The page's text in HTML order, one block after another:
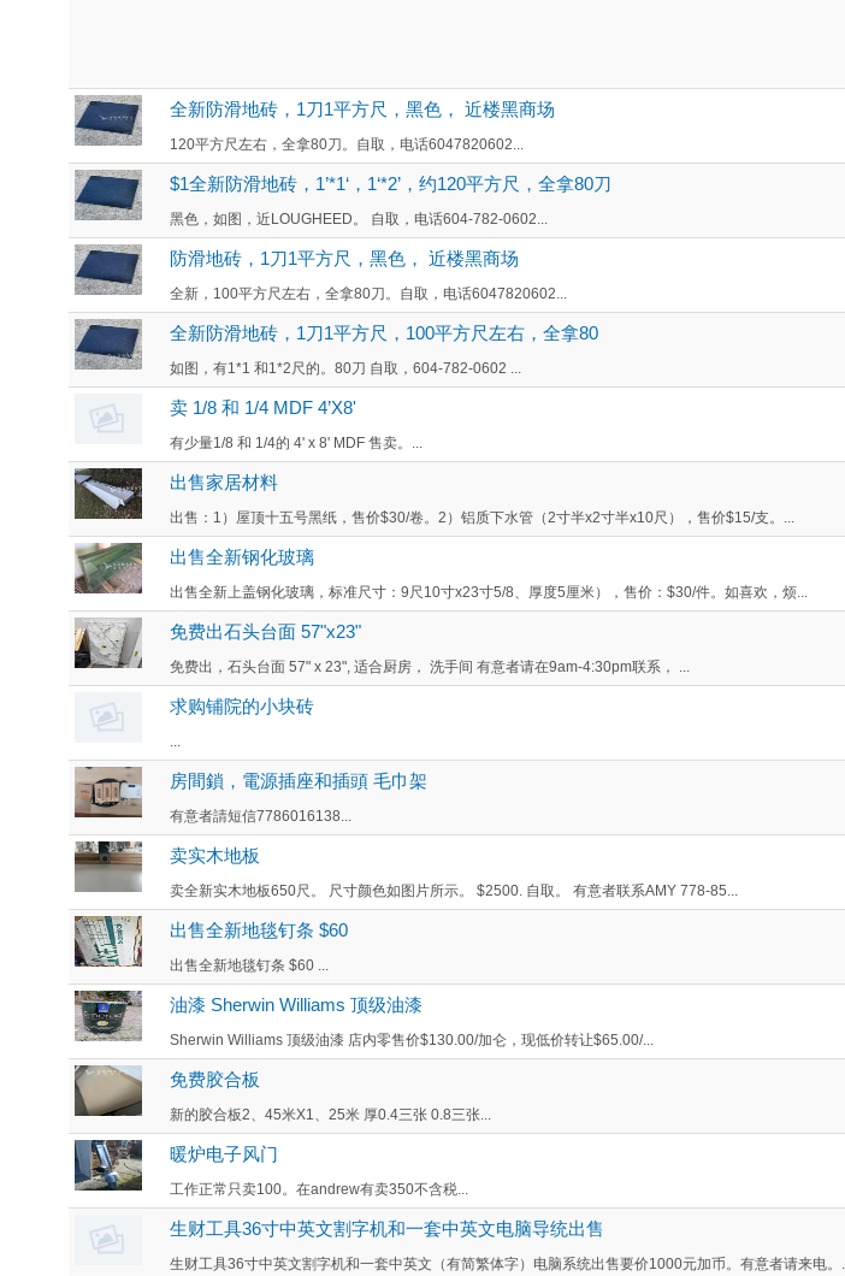
全新防滑地砖，1刀1平方尺，黑色， 近楼黑商场
120平方尺左右，全拿80刀。自取，电话6047820602...
$1全新防滑地砖，1’*1‘，1‘*2’，约120平方尺，全拿80刀
黑色，如图，近LOUGHEED。 自取，电话604-782-0602...
防滑地砖，1刀1平方尺，黑色， 近楼黑商场
全新，100平方尺左右，全拿80刀。自取，电话6047820602...
全新防滑地砖，1刀1平方尺，100平方尺左右，全拿80
如图，有1*1 和1*2尺的。80刀 自取，604-782-0602 ...
卖 1/8 和 1/4 MDF 4’X8'
有少量1/8 和 1/4的 4' x 8' MDF 售卖。...
出售家居材料
出售：1）屋顶十五号黑纸，售价$30/卷。2）铝质下水管（2寸半x2寸半x10尺），售价$15/支。...
出售全新钢化玻璃
出售全新上盖钢化玻璃，标准尺寸：9尺10寸x23寸5/8、厚度5厘米），售价：$30/件。如喜欢，烦...
免费出石头台面 57"x23"
免费出，石头台面 57" x 23", 适合厨房， 洗手间 有意者请在9am-4:30pm联系， ...
求购铺院的小块砖
房間鎖，電源插座和插頭 毛巾架
有意者請短信7786016138...
卖实木地板
卖全新实木地板650尺。 尺寸颜色如图片所示。 $2500. 自取。 有意者联系AMY 778-85...
出售全新地毯钉条 $60
出售全新地毯钉条 $60 ...
油漆 Sherwin Williams 顶级油漆
Sherwin Williams 顶级油漆 店内零售价$130.00/加仑，现低价转让$65.00/...
免费胶合板
新的胶合板2、45米X1、25米 厚0.4三张 0.8三张...
暖炉电子风门
工作正常只卖100。在andrew有卖350不含税...
生财工具36寸中英文割字机和一套中英文电脑导统出售
生财工具36寸中英文割字机和一套中英文（有简繁体字）电脑系统出售要价1000元加币。有意者请来电。...